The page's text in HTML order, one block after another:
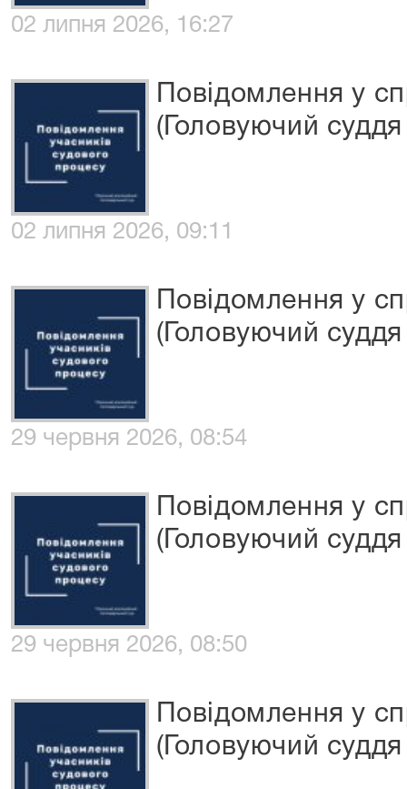
02 липня 2026, 16:27
Повідомлення у
(Головуючий
02 липня 2026, 09:11
Повідомлення у
(Головуючий
29 червня 2026, 08:54
Повідомлення у
(Головуючий
29 червня 2026, 08:50
Повідомлення у
(Головуючий